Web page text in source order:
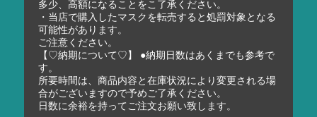
多少、高額になることをこ了承ください。
・当店で購入したマスクを転売すると処罰対象となる
可能性があります。
ご注意ください。
【♡納期について♡】 ●納期日数はあくまでも参考で
す。
所要時間は、商品内容と在庫状況により変更される場
合がございますので予めご了承ください。
日数に余裕を持ってご注文お願い致します。